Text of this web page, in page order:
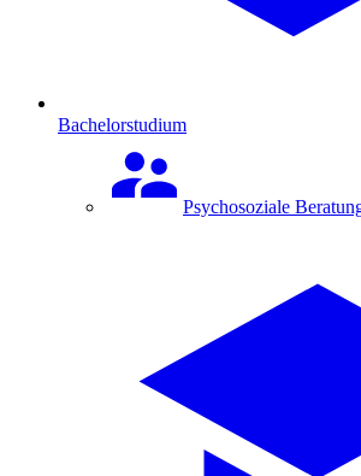
Bachelorstudium
Psychosoziale